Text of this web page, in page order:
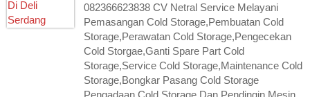
082366623838 CV Netral Service Melayani
Pemasangan Cold Storage,Pembuatan Cold
Storage,Perawatan Cold Storage,Pengecekan
Cold Storgae,Ganti Spare Part Cold
Storage,Service Cold Storage,Maintenance Cold
Storage,Bongkar Pasang Cold Storage